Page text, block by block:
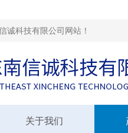
诚科技有限公司网站！
关于我们